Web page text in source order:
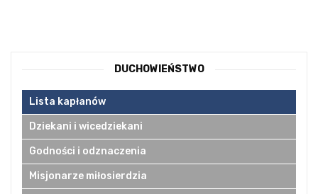
DUCHOWIEŃSTWO
Lista kapłanów
Dziekani i wicedziekani
Godności i odznaczenia
Misjonarze miłosierdzia